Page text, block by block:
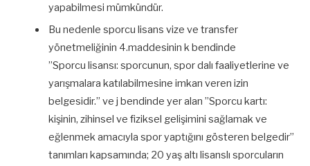
yapabilmesi mümkündür.
Bu nedenle sporcu lisans vize ve transfer
yönetmeliğinin 4.maddesinin k bendinde
”Sporcu lisansı: sporcunun, spor dalı faaliyetlerine ve
yarışmalara katılabilmesine imkan veren izin
belgesidir.” ve j bendinde yer alan ”Sporcu kartı:
kişinin, zihinsel ve fiziksel gelişimini sağlamak ve
eğlenmek amacıyla spor yaptığını gösteren belgedir”
tanımları kapsamında; 20 yaş altı lisanslı sporcuların